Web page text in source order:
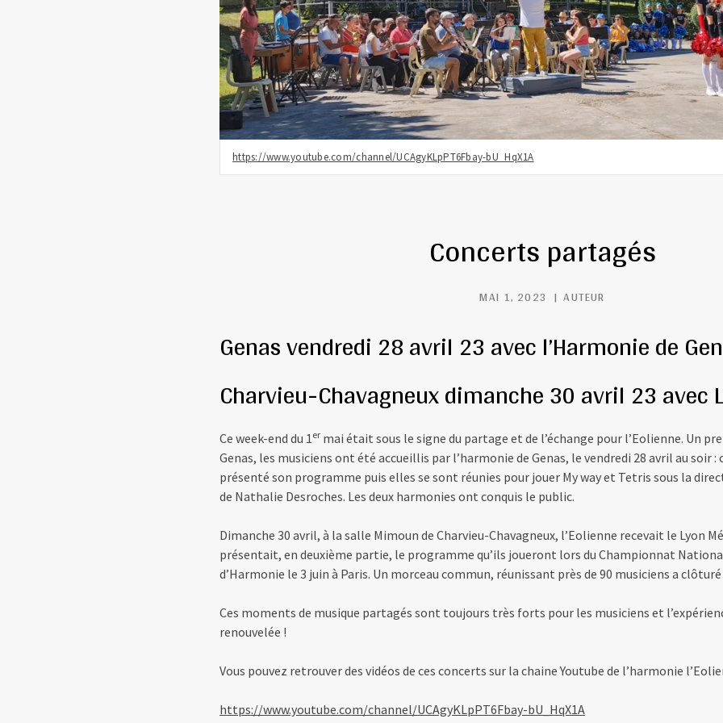
https://www.youtube.com/channel/UCAgyKLpPT6Fbay-bU_HqX1A
Concerts partagés
MAI 1, 2023 AUTEUR
Genas vendredi 28 avril 23 avec l’Harmonie de
Charvieu-Chavagneux dimanche 30 avril 23 avec
Ce week-end du 1 er mai était sous le signe du partage et de l’échange pour l’Eolienne. Un
Genas, les musiciens ont été accueillis par l’harmonie de Genas, le vendredi 28 avril au soir :
présenté son programme puis elles se sont réunies pour jouer My way et Tetris sous la
de Nathalie Desroches. Les deux harmonies ont conquis le public.
Dimanche 30 avril, à la salle Mimoun de Charvieu-Chavagneux, l’Eolienne recevait le Lyon
présentait, en deuxième partie, le programme qu’ils joueront lors du Championnat
d’Harmonie le 3 juin à Paris. Un morceau commun, réunissant près de 90 musiciens a
Ces moments de musique partagés sont toujours très forts pour les musiciens et
renouvelée !
Vous pouvez retrouver des vidéos de ces concerts sur la chaine Youtube de l’harmonie
https://www.youtube.com/channel/UCAgyKLpPT6Fbay-bU_HqX1A